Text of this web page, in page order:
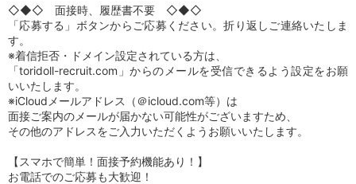
◇◆◇ 面接時、履歴書不要 ◇◆◇
「応募する」ボタンからご応募ください。折り返しご連絡いたしま
す。
※着信拒否・ドメイン設定されている方は、
「toridoll-recruit.com」からのメールを受信できるよう設定をお願
いいたします。
※iCloudメールアドレス（＠icloud.com等）は
面接ご案内のメールが届かない可能性がございますため、
その他のアドレスをご入力いただくようお願いいたします。
【スマホで簡単！面接予約機能あり！】
お電話でのご応募も大歓迎！